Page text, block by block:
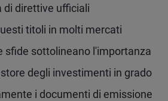
di direttive ufficiali
titoli in molti mercati
sfide sottolineano l'importanza
degli investimenti in grado
i documenti di emissione